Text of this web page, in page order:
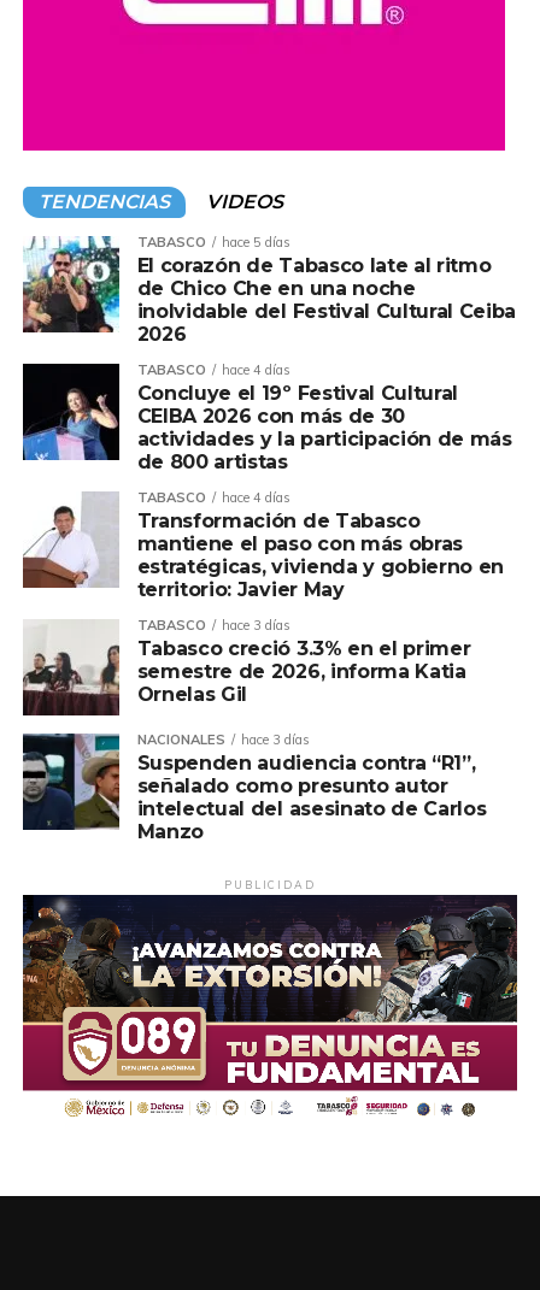
TENDENCIAS VIDEOS
TABASCO hace 5 días
El corazón de Tabasco late al ritmo
de Chico Che en una noche
inolvidable del Festival Cultural Ceiba
2026
TABASCO hace 4 días
Concluye el 19º Festival Cultural
CEIBA 2026 con más de 30
actividades y la participación de más
de 800 artistas
TABASCO hace 4 días
Transformación de Tabasco
mantiene el paso con más obras
estratégicas, vivienda y gobierno en
territorio: Javier May
TABASCO hace 3 días
Tabasco creció 3.3% en el primer
semestre de 2026, informa Katia
Ornelas Gil
NACIONALES hace 3 días
Suspenden audiencia contra “R1”,
señalado como presunto autor
intelectual del asesinato de Carlos
Manzo
PUBLICIDAD